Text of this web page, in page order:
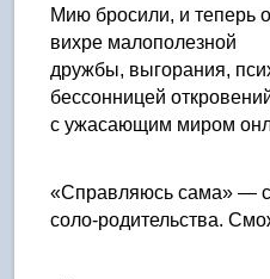
Мию бросили, и теперь
вихре малополезной
дружбы, выгорания,
бессонницей
с ужасающим миром
«Справляюсь сама» —
соло-родительства.